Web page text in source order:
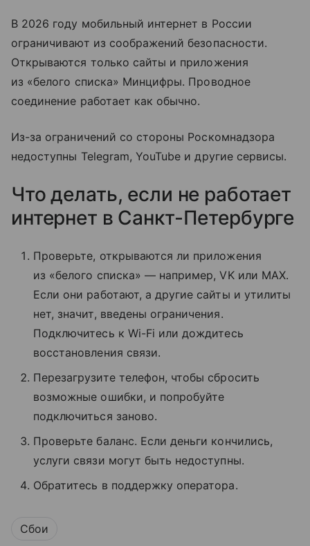
В 2026 году мобильный интернет в России
ограничивают из соображений безопасности.
Открываются только сайты и приложения
из «белого списка» Минцифры. Проводное
соединение работает как обычно.
Из-за ограничений со стороны Роскомнадзора
недоступны Telegram, YouTube и другие сервисы.
Что делать, если не работает
интернет в Санкт-Петербурге
Проверьте, открываются ли приложения
из «белого списка» — например, VK или MAX.
Если они работают, а другие сайты и утилиты
нет, значит, введены ограничения.
Подключитесь к Wi-Fi или дождитесь
восстановления связи.
Перезагрузите телефон, чтобы сбросить
возможные ошибки, и попробуйте
подключиться заново.
Проверьте баланс. Если деньги кончились,
услуги связи могут быть недоступны.
Обратитесь в поддержку оператора.
Сбои